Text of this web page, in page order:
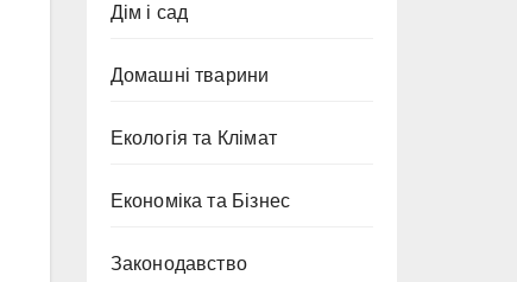
Дім і сад
Домашні тварини
Екологія та Клімат
Економіка та Бізнес
Законодавство